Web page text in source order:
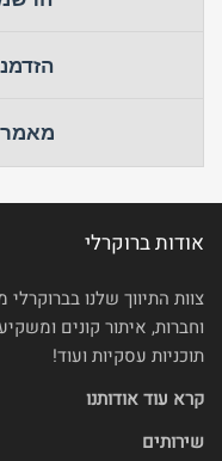
אודות ברוקרלי
צוות התיווך שלנו
וחברות, איתור קונים
תוכניות עסקיות ועוד!
קרא עוד אודותנו
שירותים